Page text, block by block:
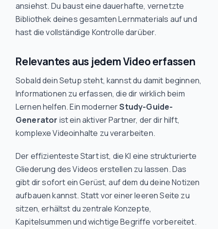
ansiehst. Du baust eine dauerhafte, vernetzte
Bibliothek deines gesamten Lernmaterials auf und
hast die vollständige Kontrolle darüber.
Relevantes aus jedem Video erfassen
Sobald dein Setup steht, kannst du damit beginnen,
Informationen zu erfassen, die dir wirklich beim
Lernen helfen. Ein modernerStudy-Guide-
Generator ist ein aktiver Partner, der dir hilft,
komplexe Videoinhalte zu verarbeiten.
Der effizienteste Start ist, die KI eine strukturierte
Gliederung des Videos erstellen zu lassen. Das
gibt dir sofort ein Gerüst, auf dem du deine Notizen
aufbauen kannst. Statt vor einer leeren Seite zu
sitzen, erhältst du zentrale Konzepte,
Kapitelsummen und wichtige Begriffe vorbereitet.